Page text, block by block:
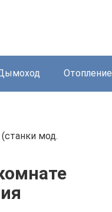
Отопление
мод.